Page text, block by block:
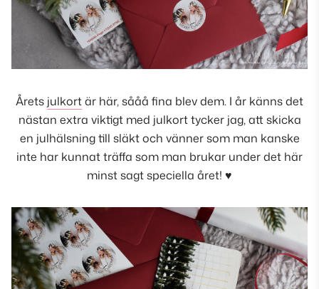
Årets julkortär här, sååå fina blev dem. I år känns det
nästan extra viktigt med julkort tycker jag, att skicka
en julhälsning till släkt och vänner som man kanske
inte har kunnat träffa som man brukar under det här
minst sagt speciella året! ♥